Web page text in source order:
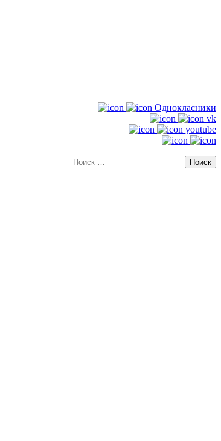
Однокласники
vk
youtube
Искать: